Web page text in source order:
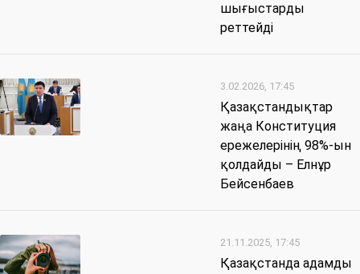
шығыстарды
реттейді
3.02.2026, 17:45
Қазақстандықтар
жаңа Конституция
ережелерінің 98%-ын
қолдайды – Елнұр
Бейсенбаев
21.11.2025, 17:45
Қазақстанда адамды